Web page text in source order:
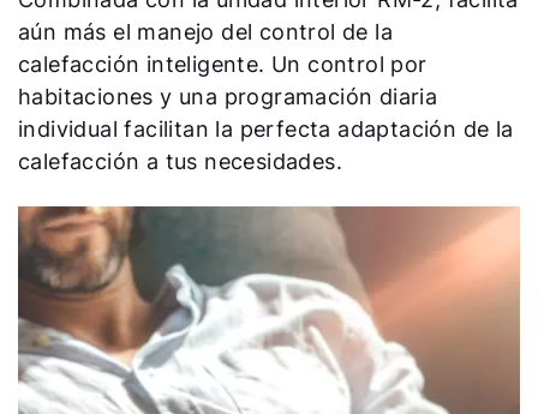
aún más el manejo del control de la
calefacción inteligente. Un control por
habitaciones y una programación diaria
individual facilitan la perfecta adaptación de la
calefacción a tus necesidades.